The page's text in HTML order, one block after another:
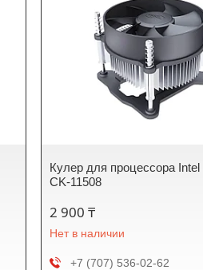
Кулер для процессора Intel
CK-11508
2 900 ₸
Нет в наличии
+7 (707) 536-02-62